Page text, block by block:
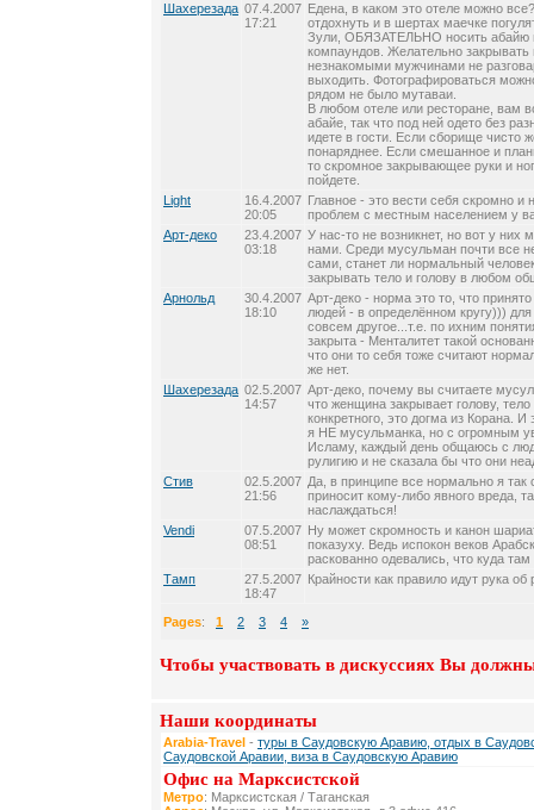
Шахерезада 07.4.2007
17:21
Едена, в каком это отеле можно
отдохнуть и в шертах маечке
Зули, ОБЯЗАТЕЛЬНО носить абайю
компаундов. Желательно закрывать
незнакомыми мужчинами не
выходить. Фотографироваться
рядом не было мутаваи.
В любом отеле или ресторане, вам
абайе, так что под ней одето без
идете в гости. Если сборище чисто
понаряднее. Если смешанное и
то скромное закрывающее руки и
пойдете.
Light
16.4.2007
20:05
Главное - это вести себя скромно
проблем с местным населением у
Арт-деко
23.4.2007
03:18
У нас-то не возникнет, но вот у них
нами. Среди мусульман почти все
сами, станет ли нормальный
закрывать тело и голову в любом
Арнольд
30.4.2007
18:10
Арт-деко - норма это то, что
людей - в определённом кругу)))
совсем другое...т.е. по ихним
закрыта - Менталитет такой
что они то себя тоже считают
же нет.
Шахерезада 02.5.2007
14:57
Арт-деко, почему вы считаете
что женщина закрывает голову, тело
конкретного, это догма из Корана.
я НЕ мусульманка, но с огромным
Исламу, каждый день общаюсь с
рулигию и не сказала бы что они
Стив
02.5.2007
21:56
Да, в принципе все нормально я так
приносит кому-либо явного вреда,
наслаждаться!
Vendi
07.5.2007
08:51
Ну может скромность и канон
показуху. Ведь испокон веков
раскованно одевались, что куда
Тамп
27.5.2007
18:47
Крайности как правило идут рука об
Pages: 1 2 3 4 »
Чтобы участвовать в дискуссиях Вы
Наши координаты
Arabia-Travel - туры в Саудовскую Аравию, отдых в
Саудовской Аравии, виза в Саудовскую Аравию
Офис на Марксистской
Метро: Марксистская / Таганская